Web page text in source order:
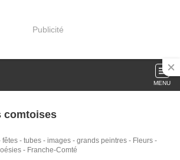
Publicité
MENU
comtoises
fêtes - tubes - images - grands peintres - Fleurs -
- Franche-Comté